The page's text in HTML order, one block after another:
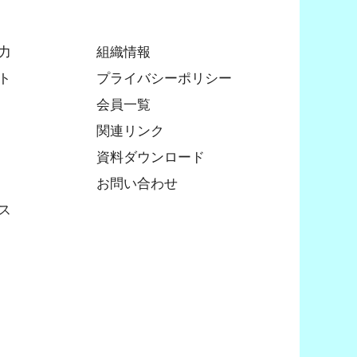
組織情報
プライバシーポリシー
会員一覧
関連リンク
資料ダウンロード
お問い合わせ